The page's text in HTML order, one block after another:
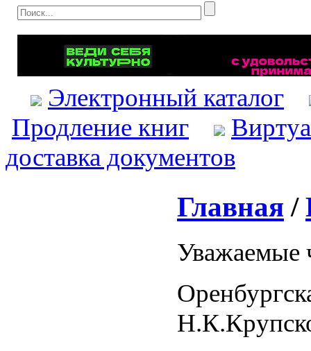
Электронный каталог
Продление книг
доставка документов
Главная /
Уважаемые